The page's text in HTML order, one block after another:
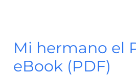
Mi hermano el
eBook (PDF)